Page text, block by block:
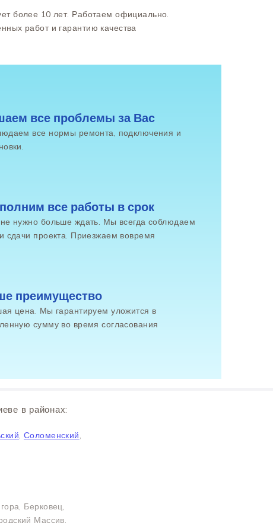
более 10 лет. Работаем официально.
работ и гарантию качества
все проблемы за Вас
все нормы ремонта, подключения и
все работы в срок
нужно больше ждать. Мы всегда соблюдаем
сдачи проекта. Приезжаем вовремя
преимущество
цена. Мы гарантируем уложится в
сумму во время согласования
в районах:
, Соломенский,
Берковец,
Массив,